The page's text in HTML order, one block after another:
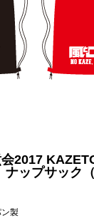
会2017
ップサック
製